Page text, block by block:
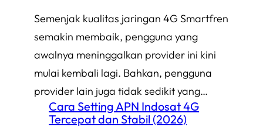
Semenjak kualitas jaringan 4G Smartfren
semakin membaik, pengguna yang
awalnya meninggalkan provider ini kini
mulai kembali lagi. Bahkan, pengguna
provider lain juga tidak sedikit yang…
Cara Setting APN Indosat 4G
Tercepat dan Stabil (2026)